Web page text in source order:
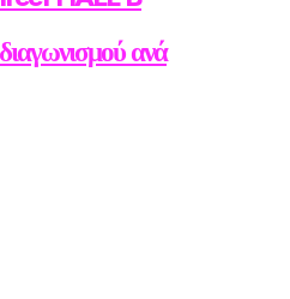
ανά